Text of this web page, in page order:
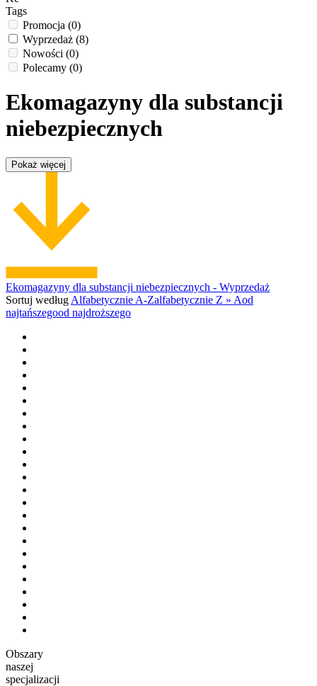
Tags
Promocja (0)
Wyprzedaż (8)
Nowości (0)
Polecamy (0)
Ekomagazyny dla substancji
niebezpiecznych
Pokaż więcej
Ekomagazyny dla substancji niebezpiecznych - Wyprzedaż
Sortuj według Alfabetycznie A-Zalfabetycznie Z » Aod
najtańszegood najdroższego
Obszary
naszej
specjalizacji